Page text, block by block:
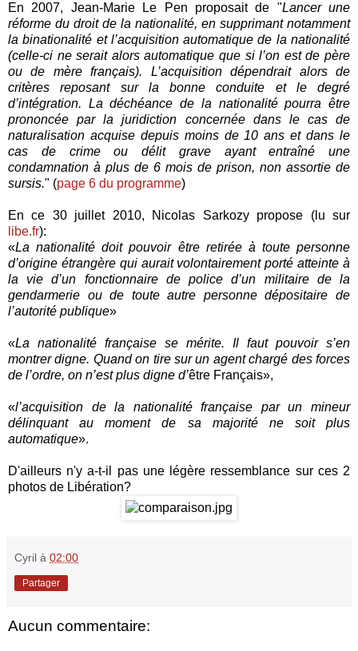
En 2007, Jean-Marie Le Pen proposait de "Lancer une
réforme du droit de la nationalité, en supprimant notamment
la binationalité et l’acquisition automatique de la nationalité
(celle-ci ne serait alors automatique que si l’on est de père
ou de mère français). L’acquisition dépendrait alors de
critères reposant sur la bonne conduite et le degré
d’intégration. La déchéance de la nationalité pourra être
prononcée par la juridiction concernée dans le cas de
naturalisation acquise depuis moins de 10 ans et dans le
cas de crime ou délit grave ayant entraîné une
condamnation à plus de 6 mois de prison, non assortie de
sursis." (page 6 du programme)
En ce 30 juillet 2010, Nicolas Sarkozy propose (lu sur
libe.fr):
«La nationalité doit pouvoir être retirée à toute personne
d’origine étrangère qui aurait volontairement porté atteinte à
la vie d’un fonctionnaire de police d’un militaire de la
gendarmerie ou de toute autre personne dépositaire de
l’autorité publique»
«La nationalité française se mérite. Il faut pouvoir s’en
montrer digne. Quand on tire sur un agent chargé des forces
de l’ordre, on n’est plus digne d’être Français»,
«l’acquisition de la nationalité française par un mineur
délinquant au moment de sa majorité ne soit plus
automatique».
D'ailleurs n'y a-t-il pas une légère ressemblance sur ces 2
photos de Libération?
Cyril à 02:00
Partager
Aucun commentaire: